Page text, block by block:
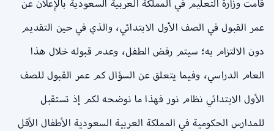
قامت وزارة التعليم في المملكة العربية السعودية بالإعلان عن
عمر القبول في الصف الأول الابتدائي، والذي في حين التقديم
دون الالتزام به؛ سيتم رفض الطفل، وعدم قبوله خلال هذا
العام الدراسي، وفيما يتعلق عن السؤال كم عمر القبول للصف
الأول الابتدائي نظام نور فهذا ما نوضحه لكم إذ تستقبل
للمدارس الحكومية في المملكة العربية السعودية الأطفال الأقل